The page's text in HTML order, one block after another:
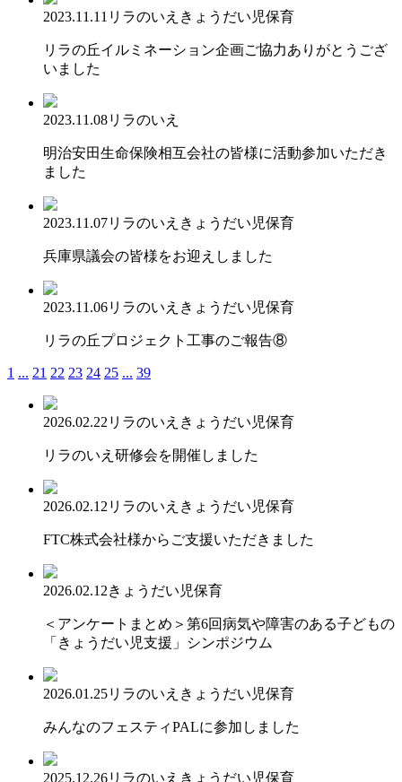
2023.11.11 リラのいえ きょうだい児保育
リラの丘イルミネーション企画ご協力ありがとうござ
いました
2023.11.08リラのいえ
明治安田生命保険相互会社の皆様に活動参加いただき
ました
2023.11.07リラのいえ きょうだい児保育
兵庫県議会の皆様をお迎えしました
2023.11.06リラのいえ きょうだい児保育
リラの丘プロジェクト工事のご報告⑧
1 ... 21 22 23 24 25 ... 39
2026.02.22 リラのいえ きょうだい児保育
リラのいえ研修会を開催しました
2026.02.12 リラのいえ きょうだい児保育
FTC株式会社様からご支援いただきました
2026.02.12きょうだい児保育
＜アンケートまとめ＞第6回病気や障害のある子どもの
「きょうだい児支援」シンポジウム
2026.01.25リラのいえ きょうだい児保育
みんなのフェスティPALに参加しました
2025.12.26リラのいえ きょうだい児保育